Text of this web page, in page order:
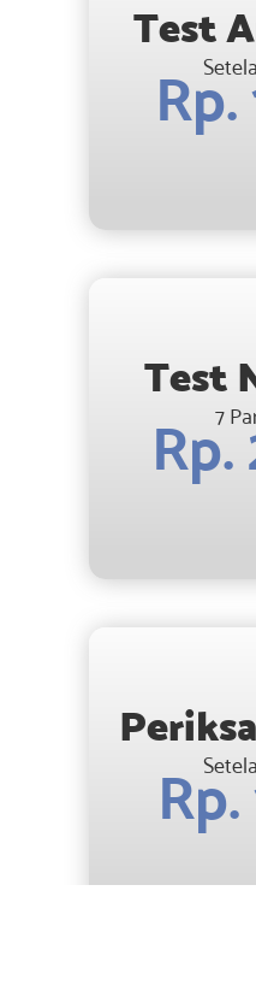
Test
Test
7